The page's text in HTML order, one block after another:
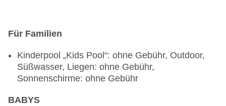
Anfrage & Reservierung nicht notwendig,
Reservierung nicht notwendig, glutenfreie
Gerichte: ohne Gebühr, Anfrage notwendig,
Reservierung nicht notwendig, Kinderbuffet: ohne
notwendig, Kindermenü: ohne Gebühr, Anfrage
Für Familien
Kinderpool „Kids Pool“: ohne Gebühr, Outdoor,
Süßwasser, Liegen: ohne Gebühr,
Sonnenschirme: ohne Gebühr
BABYS